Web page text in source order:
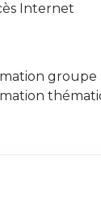
Internet
groupe